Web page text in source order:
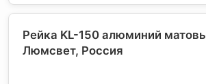
Рейка KL-150 алюминий
Люмсвет, Россия